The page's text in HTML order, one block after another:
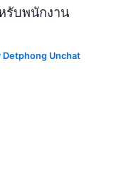
รับพนักงาน
Detphong Unchat